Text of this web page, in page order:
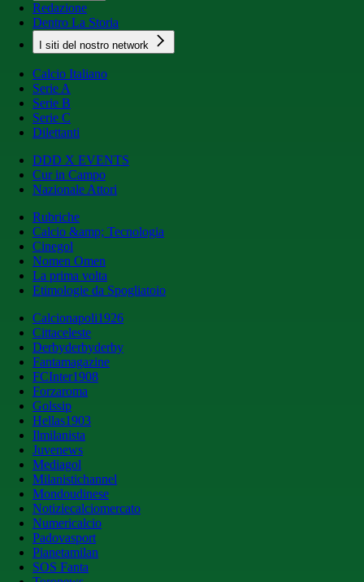
Redazione
Dentro La Storia
I siti del nostro network
Calcio Italiano
Serie A
Serie B
Serie C
Dilettanti
DDD X EVENTS
Cur in Campo
Nazionale Attori
Rubriche
Calcio &amp; Tecnologia
Cinegol
Nomen Omen
La prima volta
Etimologie da Spogliatoio
Calcionapoli1926
Cittaceleste
Derbyderbyderby
Fantamagazine
FCInter1908
Forzaroma
Golssip
Hellas1903
Ilmilanista
Juvenews
Mediagol
Milanistichannel
Mondoudinese
Notiziecalciomercato
Numericalcio
Padovasport
Pianetamilan
SOS Fanta